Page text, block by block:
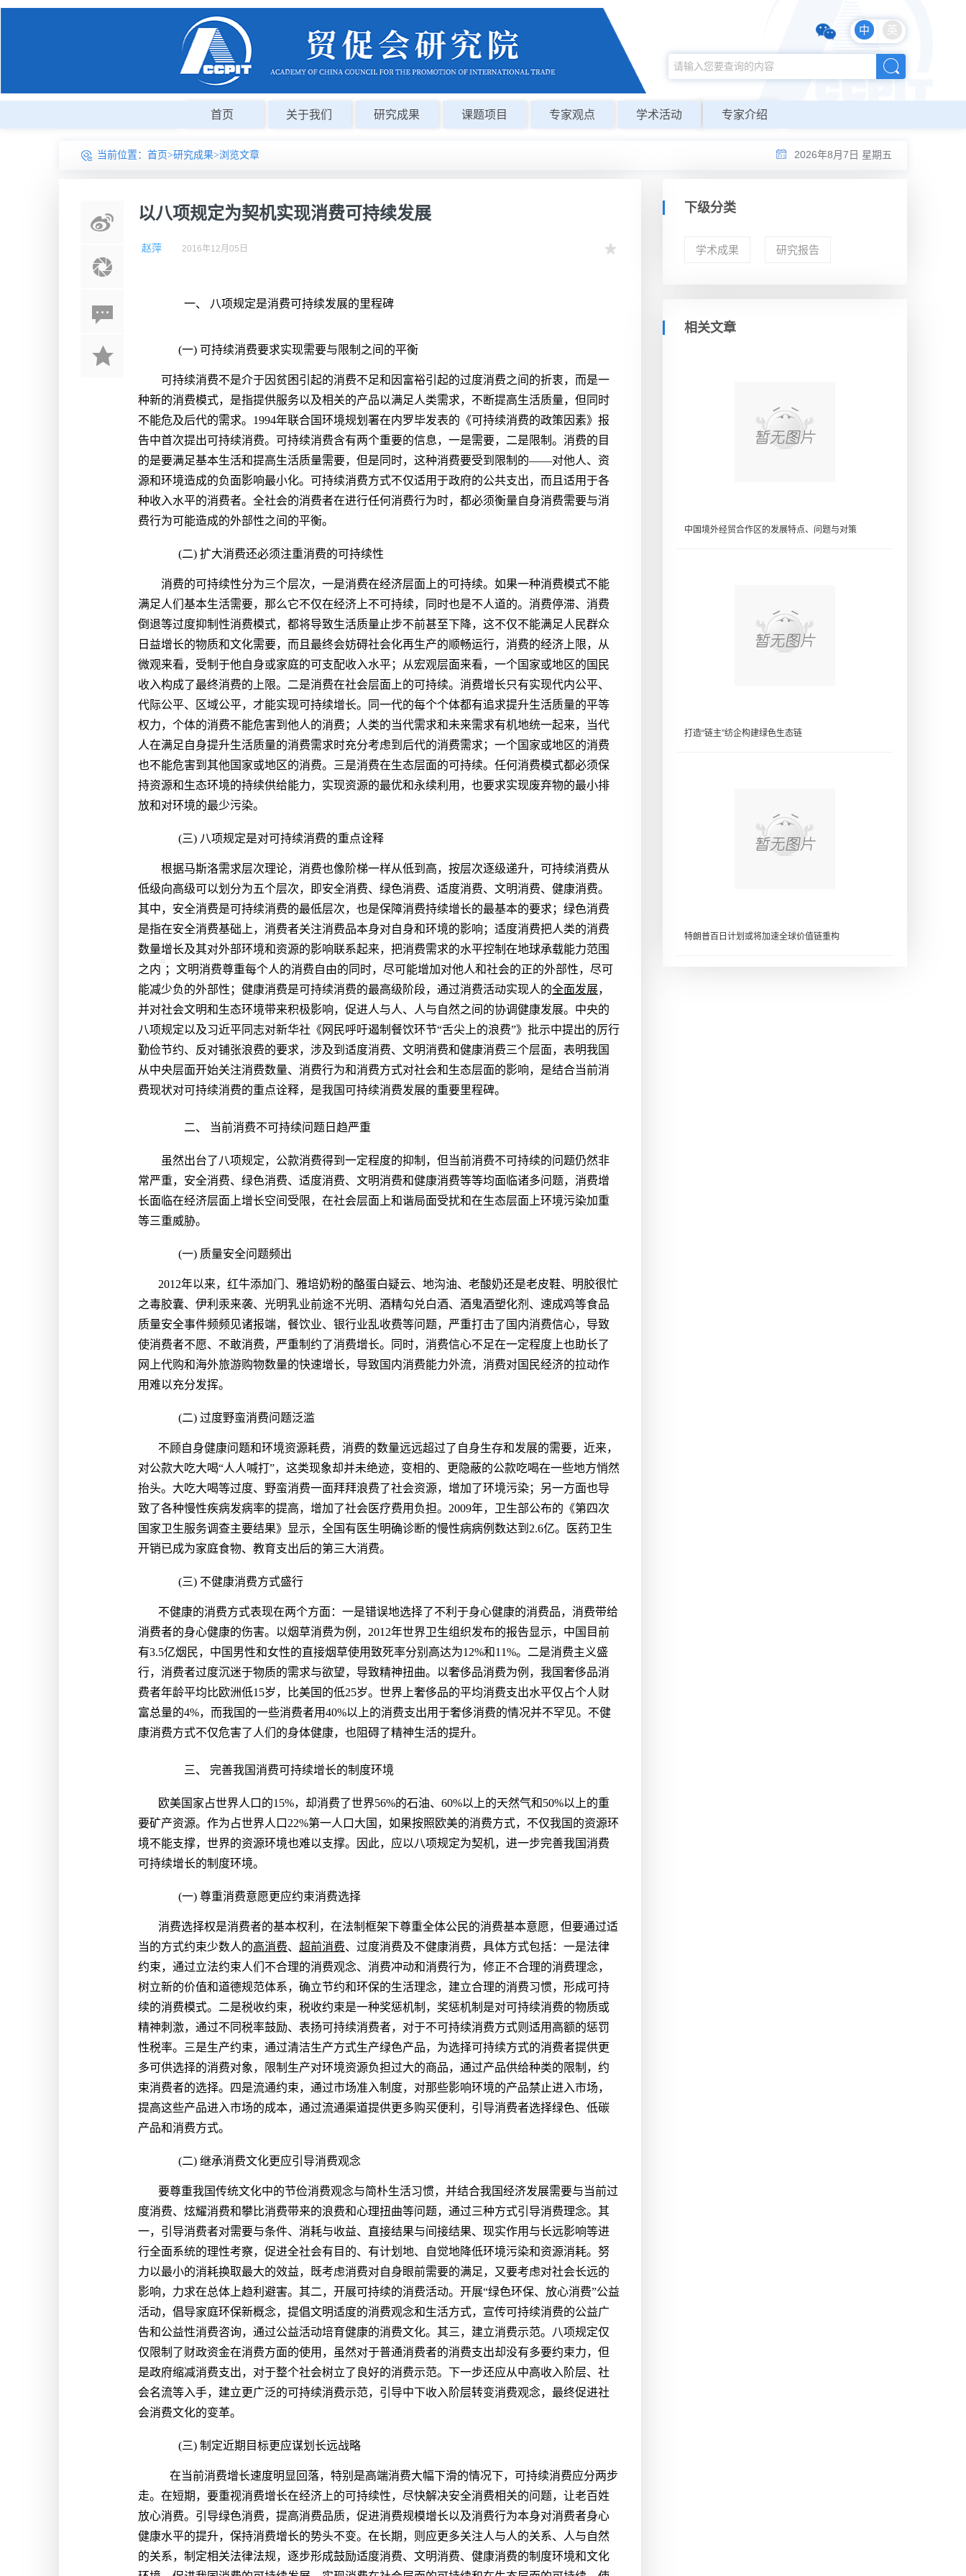
中 英
首页 关于我们 研究成果 课题项目 专家观点 学术活动 专家介绍
当前位置： 首页>研究成果>浏览文章 2026年8月7日 星期五
以八项规定为契机实现消费可持续发展
赵萍 2016年12月05日
一、 八项规定是消费可持续发展的里程碑
(一) 可持续消费要求实现需要与限制之间的平衡
可持续消费不是介于因贫困引起的消费不足和因富裕引起的过度消费之间的折衷，而是一
种新的消费模式，是指提供服务以及相关的产品以满足人类需求，不断提高生活质量，但同时
不能危及后代的需求。1994年联合国环境规划署在内罗毕发表的《可持续消费的政策因素》报
告中首次提出可持续消费。可持续消费含有两个重要的信息，一是需要，二是限制。消费的目
的是要满足基本生活和提高生活质量需要，但是同时，这种消费要受到限制的——对他人、资
源和环境造成的负面影响最小化。可持续消费方式不仅适用于政府的公共支出，而且适用于各
种收入水平的消费者。全社会的消费者在进行任何消费行为时，都必须衡量自身消费需要与消
费行为可能造成的外部性之间的平衡。
(二) 扩大消费还必须注重消费的可持续性
消费的可持续性分为三个层次，一是消费在经济层面上的可持续。如果一种消费模式不能
满足人们基本生活需要，那么它不仅在经济上不可持续，同时也是不人道的。消费停滞、消费
倒退等过度抑制性消费模式，都将导致生活质量止步不前甚至下降，这不仅不能满足人民群众
日益增长的物质和文化需要，而且最终会妨碍社会化再生产的顺畅运行，消费的经济上限，从
微观来看，受制于他自身或家庭的可支配收入水平；从宏观层面来看，一个国家或地区的国民
收入构成了最终消费的上限。二是消费在社会层面上的可持续。消费增长只有实现代内公平、
代际公平、区域公平，才能实现可持续增长。同一代的每个个体都有追求提升生活质量的平等
权力，个体的消费不能危害到他人的消费；人类的当代需求和未来需求有机地统一起来，当代
人在满足自身提升生活质量的消费需求时充分考虑到后代的消费需求；一个国家或地区的消费
也不能危害到其他国家或地区的消费。三是消费在生态层面的可持续。任何消费模式都必须保
持资源和生态环境的持续供给能力，实现资源的最优和永续利用，也要求实现废弃物的最小排
放和对环境的最少污染。
(三) 八项规定是对可持续消费的重点诠释
根据马斯洛需求层次理论，消费也像阶梯一样从低到高，按层次逐级递升，可持续消费从
低级向高级可以划分为五个层次，即安全消费、绿色消费、适度消费、文明消费、健康消费。
其中，安全消费是可持续消费的最低层次，也是保障消费持续增长的最基本的要求；绿色消费
是指在安全消费基础上，消费者关注消费品本身对自身和环境的影响；适度消费把人类的消费
数量增长及其对外部环境和资源的影响联系起来，把消费需求的水平控制在地球承载能力范围
之内 ；文明消费尊重每个人的消费自由的同时，尽可能增加对他人和社会的正的外部性，尽可
能减少负的外部性；健康消费是可持续消费的最高级阶段，通过消费活动实现人的全面发展，
并对社会文明和生态环境带来积极影响，促进人与人、人与自然之间的协调健康发展。中央的
八项规定以及习近平同志对新华社《网民呼吁遏制餐饮环节“舌尖上的浪费”》批示中提出的厉行
勤俭节约、反对铺张浪费的要求，涉及到适度消费、文明消费和健康消费三个层面，表明我国
从中央层面开始关注消费数量、消费行为和消费方式对社会和生态层面的影响，是结合当前消
费现状对可持续消费的重点诠释，是我国可持续消费发展的重要里程碑。
二、 当前消费不可持续问题日趋严重
虽然出台了八项规定，公款消费得到一定程度的抑制，但当前消费不可持续的问题仍然非
常严重，安全消费、绿色消费、适度消费、文明消费和健康消费等等均面临诸多问题，消费增
长面临在经济层面上增长空间受限，在社会层面上和谐局面受扰和在生态层面上环境污染加重
等三重威胁。
(一) 质量安全问题频出
2012年以来，红牛添加门、雅培奶粉的酪蛋白疑云、地沟油、老酸奶还是老皮鞋、明胶很忙
之毒胶囊、伊利汞来袭、光明乳业前途不光明、酒精勾兑白酒、酒鬼酒塑化剂、速成鸡等食品
质量安全事件频频见诸报端，餐饮业、银行业乱收费等问题，严重打击了国内消费信心，导致
使消费者不愿、不敢消费，严重制约了消费增长。同时，消费信心不足在一定程度上也助长了
网上代购和海外旅游购物数量的快速增长，导致国内消费能力外流，消费对国民经济的拉动作
用难以充分发挥。
(二) 过度野蛮消费问题泛滥
不顾自身健康问题和环境资源耗费，消费的数量远远超过了自身生存和发展的需要，近来，
对公款大吃大喝“人人喊打”，这类现象却并未绝迹，变相的、更隐蔽的公款吃喝在一些地方悄然
抬头。大吃大喝等过度、野蛮消费一面拜拜浪费了社会资源，增加了环境污染；另一方面也导
致了各种慢性疾病发病率的提高，增加了社会医疗费用负担。2009年，卫生部公布的《第四次
国家卫生服务调查主要结果》显示，全国有医生明确诊断的慢性病病例数达到2.6亿。医药卫生
开销已成为家庭食物、教育支出后的第三大消费。
(三) 不健康消费方式盛行
不健康的消费方式表现在两个方面：一是错误地选择了不利于身心健康的消费品，消费带给
消费者的身心健康的伤害。以烟草消费为例，2012年世界卫生组织发布的报告显示，中国目前
有3.5亿烟民，中国男性和女性的直接烟草使用致死率分别高达为12%和11%。二是消费主义盛
行，消费者过度沉迷于物质的需求与欲望，导致精神扭曲。以奢侈品消费为例，我国奢侈品消
费者年龄平均比欧洲低15岁，比美国的低25岁。世界上奢侈品的平均消费支出水平仅占个人财
富总量的4%，而我国的一些消费者用40%以上的消费支出用于奢侈消费的情况并不罕见。不健
康消费方式不仅危害了人们的身体健康，也阻碍了精神生活的提升。
三、 完善我国消费可持续增长的制度环境
欧美国家占世界人口的15%，却消费了世界56%的石油、60%以上的天然气和50%以上的重
要矿产资源。作为占世界人口22%第一人口大国，如果按照欧美的消费方式，不仅我国的资源环
境不能支撑，世界的资源环境也难以支撑。因此，应以八项规定为契机，进一步完善我国消费
可持续增长的制度环境。
(一) 尊重消费意愿更应约束消费选择
消费选择权是消费者的基本权利，在法制框架下尊重全体公民的消费基本意愿，但要通过适
当的方式约束少数人的高消费、 超前消费、过度消费及不健康消费，具体方式包括：一是法律
约束，通过立法约束人们不合理的消费观念、消费冲动和消费行为，修正不合理的消费理念，
树立新的价值和道德规范体系，确立节约和环保的生活理念，建立合理的消费习惯，形成可持
续的消费模式。二是税收约束，税收约束是一种奖惩机制，奖惩机制是对可持续消费的物质或
精神刺激，通过不同税率鼓励、表扬可持续消费者，对于不可持续消费方式则适用高额的惩罚
性税率。三是生产约束，通过清洁生产方式生产绿色产品，为选择可持续方式的消费者提供更
多可供选择的消费对象，限制生产对环境资源负担过大的商品，通过产品供给种类的限制，约
束消费者的选择。四是流通约束，通过市场准入制度，对那些影响环境的产品禁止进入市场，
提高这些产品进入市场的成本，通过流通渠道提供更多购买便利，引导消费者选择绿色、低碳
产品和消费方式。
(二) 继承消费文化更应引导消费观念
要尊重我国传统文化中的节俭消费观念与简朴生活习惯，并结合我国经济发展需要与当前过
度消费、炫耀消费和攀比消费带来的浪费和心理扭曲等问题，通过三种方式引导消费理念。其
一，引导消费者对需要与条件、消耗与收益、直接结果与间接结果、现实作用与长远影响等进
行全面系统的理性考察，促进全社会有目的、有计划地、自觉地降低环境污染和资源消耗。努
力以最小的消耗换取最大的效益，既考虑消费对自身眼前需要的满足，又要考虑对社会长远的
影响，力求在总体上趋利避害。其二，开展可持续的消费活动。开展“绿色环保、放心消费”公益
活动，倡导家庭环保新概念，提倡文明适度的消费观念和生活方式，宣传可持续消费的公益广
告和公益性消费咨询，通过公益活动培育健康的消费文化。其三，建立消费示范。八项规定仅
仅限制了财政资金在消费方面的使用，虽然对于普通消费者的消费支出却没有多要约束力，但
是政府缩减消费支出，对于整个社会树立了良好的消费示范。下一步还应从中高收入阶层、社
会名流等入手，建立更广泛的可持续消费示范，引导中下收入阶层转变消费观念，最终促进社
会消费文化的变革。
(三) 制定近期目标更应谋划长远战略
在当前消费增长速度明显回落，特别是高端消费大幅下滑的情况下，可持续消费应分两步
走。在短期，要重视消费增长在经济上的可持续性，尽快解决安全消费相关的问题，让老百姓
放心消费。引导绿色消费，提高消费品质，促进消费规模增长以及消费行为本身对消费者身心
健康水平的提升，保持消费增长的势头不变。在长期，则应更多关注人与人的关系、人与自然
的关系，制定相关法律法规，逐步形成鼓励适度消费、文明消费、健康消费的制度环境和文化
下级分类
学术成果 研究报告
相关文章
中国境外经贸合作区的发展特点、问题与对策
打造“链主”纺企构建绿色生态链
特朗普百日计划或将加速全球价值链重构